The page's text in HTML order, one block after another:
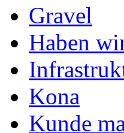
Gravel
Haben
Kona
Kunde